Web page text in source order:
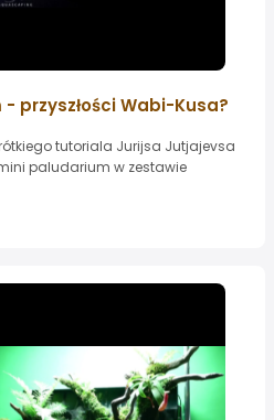
- przyszłości Wabi-Kusa?
tutoriala Jurijsa Jutjajevsa
paludarium w zestawie